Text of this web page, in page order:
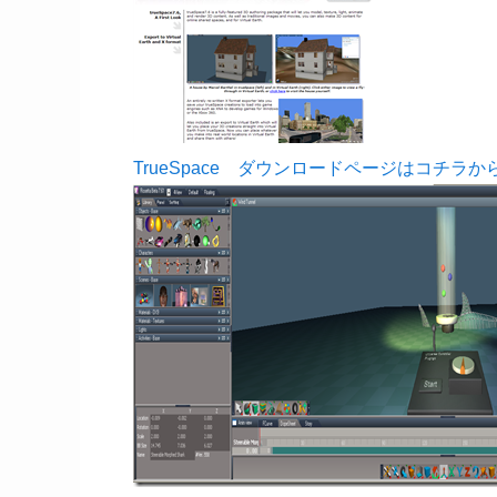
TrueSpace ダウンロードページはコチラか